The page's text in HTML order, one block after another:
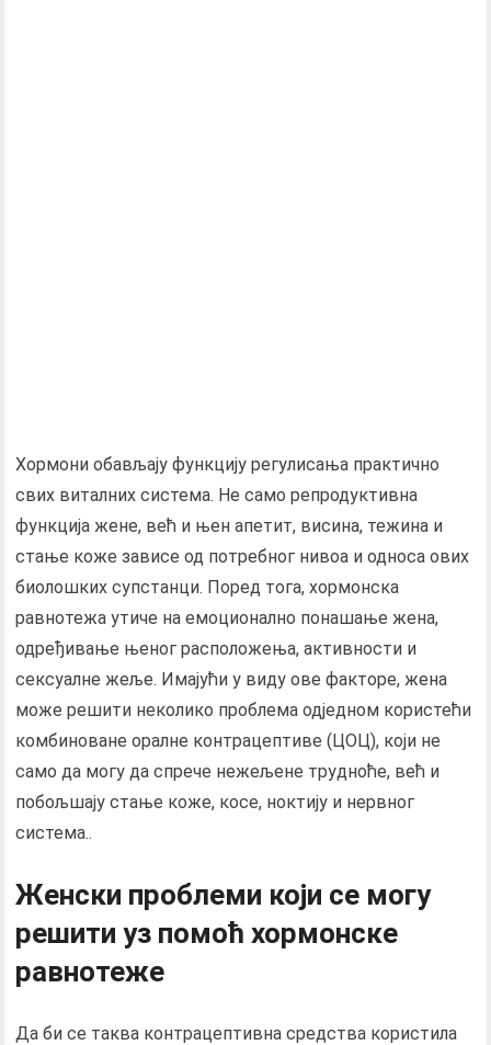
Хормони обављају функцију регулисања практично
свих виталних система. Не само репродуктивна
функција жене, већ и њен апетит, висина, тежина и
стање коже зависе од потребног нивоа и односа ових
биолошких супстанци. Поред тога, хормонска
равнотежа утиче на емоционално понашање жена,
одређивање њеног расположења, активности и
сексуалне жеље. Имајући у виду ове факторе, жена
може решити неколико проблема одједном користећи
комбиноване оралне контрацептиве (ЦОЦ), који не
само да могу да спрече нежељене трудноће, већ и
побољшају стање коже, косе, ноктију и нервног
система..
Женски проблеми који се могу
решити уз помоћ хормонске
равнотеже
Да би се таква контрацептивна средства користила